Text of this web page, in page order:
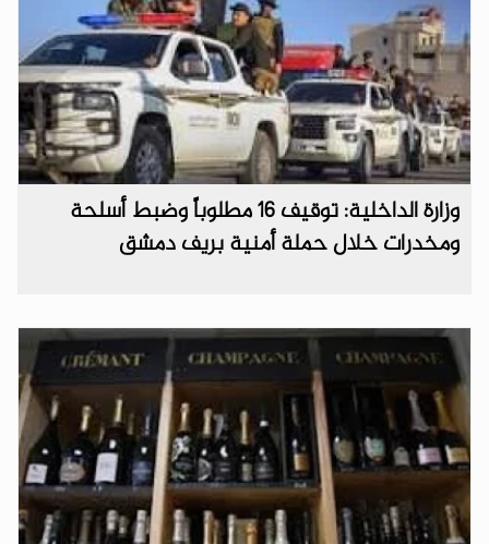
وزارة الداخلية: توقيف 16 مطلوباً وضبط أسلحة
ومخدرات خلال حملة أمنية بريف ‌‏دمشق